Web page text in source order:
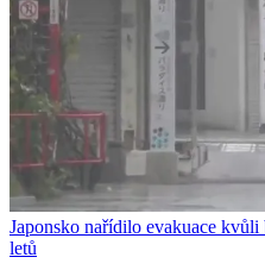
Japonsko nařídilo evakuace
letů